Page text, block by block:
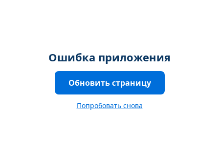
Ошибка приложения
Обновить страницу
Попробовать снова